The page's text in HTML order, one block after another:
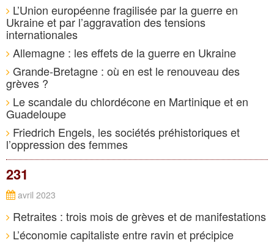
L’Union européenne fragilisée par la guerre en
Ukraine et par l’aggravation des tensions
internationales
Allemagne : les effets de la guerre en Ukraine
Grande-Bretagne : où en est le renouveau des
grèves ?
Le scandale du chlordécone en Martinique et en
Guadeloupe
Friedrich Engels, les sociétés préhistoriques et
l’oppression des femmes
231
avril 2023
Retraites : trois mois de grèves et de manifestations
L’économie capitaliste entre ravin et précipice